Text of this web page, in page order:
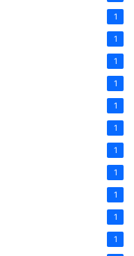
1
1
1
1
1
1
1
1
1
1
1